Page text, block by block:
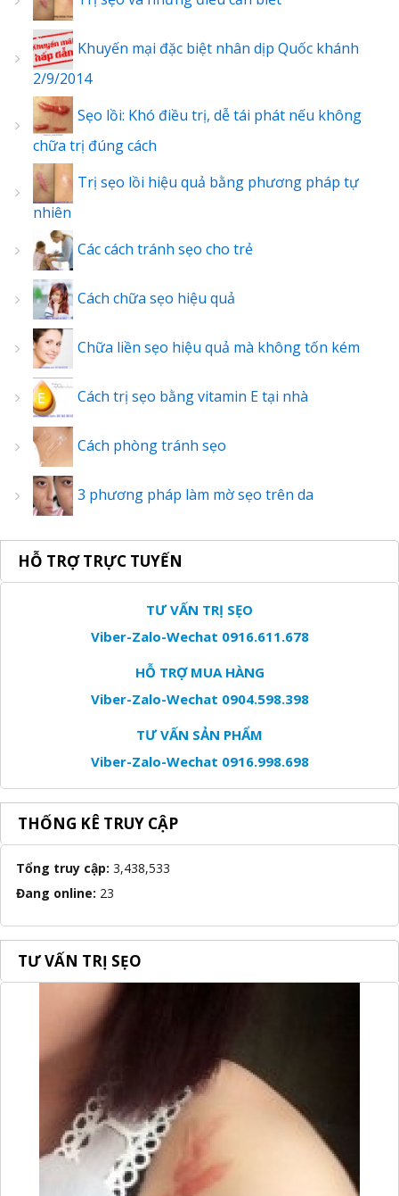
Khuyến mại đặc biệt nhân dịp Quốc khánh
2/9/2014
Sẹo lồi: Khó điều trị, dễ tái phát nếu không
chữa trị đúng cách
Trị sẹo lồi hiệu quả bằng phương pháp tự
nhiên
Các cách tránh sẹo cho trẻ
Cách chữa sẹo hiệu quả
Chữa liền sẹo hiệu quả mà không tốn kém
Cách trị sẹo bằng vitamin E tại nhà
Cách phòng tránh sẹo
3 phương pháp làm mờ sẹo trên da
HỖ TRỢ TRỰC TUYẾN
TƯ VẤN TRỊ SẸO
Viber-Zalo-Wechat 0916.611.678
HỖ TRỢ MUA HÀNG
Viber-Zalo-Wechat 0904.598.398
TƯ VẤN SẢN PHẨM
Viber-Zalo-Wechat 0916.998.698
THỐNG KÊ TRUY CẬP
Tổng truy cập: 3,438,533
Đang online: 23
TƯ VẤN TRỊ SẸO